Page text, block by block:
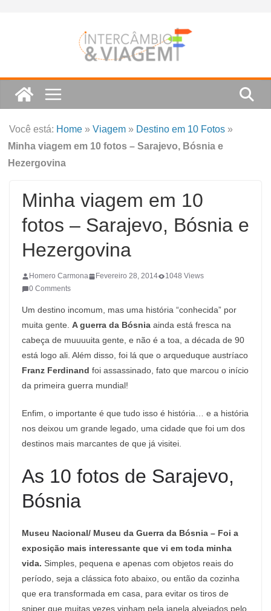
Você está: Home »Viagem » Destino em 10 Fotos »
Minha viagem em 10 fotos – Sarajevo, Bósnia e
Hezergovina
Minha viagem em 10
fotos – Sarajevo, Bósnia e
Hezergovina
Homero Carmona Fevereiro 28, 2014
1048 Views
0 Comments
Um destino incomum, mas uma história “conhecida” por
muita gente. A guerra da Bósnia ainda está fresca na
cabeça de muuuuita gente, e não é a toa, a década de 90
está logo ali. Além disso, foi lá que o arqueduque austríaco
Franz Ferdinand foi assassinado, fato que marcou o início
da primeira guerra mundial!
Enfim, o importante é que tudo isso é história… e a história
nos deixou um grande legado, uma cidade que foi um dos
destinos mais marcantes de que já visitei.
As 10 fotos de Sarajevo,
Bósnia
Museu Nacional/ Museu da Guerra da Bósnia – Foi a
exposição mais interessante que vi em toda minha
vida. Simples, pequena e apenas com objetos reais do
período, seja a clássica foto abaixo, ou então da cozinha
que era transformada em casa, para evitar os tiros de
sniper que muitas vezes vinham pela janela alvejados pelo